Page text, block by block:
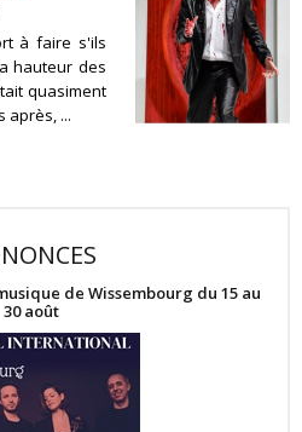
à faire s'ils
hauteur des
quasiment
après, ...
de Wissembourg du 15 au
30 août